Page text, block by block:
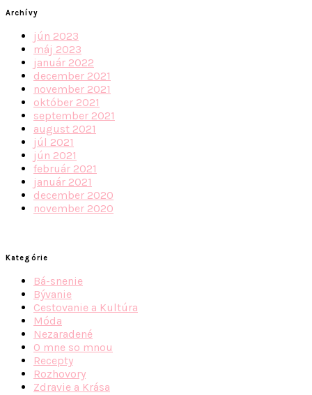
Archívy
jún 2023
máj 2023
január 2022
december 2021
november 2021
október 2021
september 2021
august 2021
júl 2021
jún 2021
február 2021
január 2021
december 2020
november 2020
Kategórie
Bá-snenie
Bývanie
Cestovanie a Kultúra
Móda
Nezaradené
O mne so mnou
Recepty
Rozhovory
Zdravie a Krása